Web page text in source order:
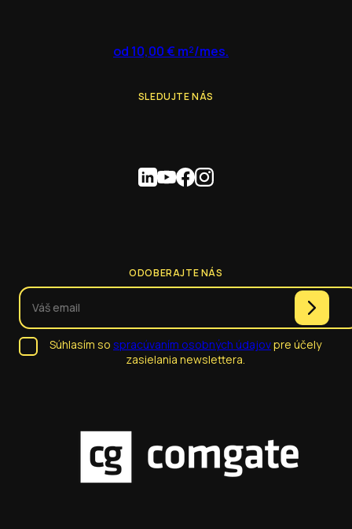
od 10,00 € m²/mes.
SLEDUJTE NÁS
ODOBERAJTE NÁS
Súhlasím so spracúvaním osobných údajovpre účely
zasielania newslettera.